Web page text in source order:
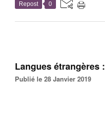
Repost 0
Langues étrangères :
Publié le 28 Janvier 2019